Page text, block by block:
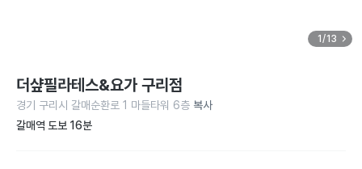
1/13
더샾필라테스&요가 구리점
경기 구리시 갈매순환로 1 마들타워 6층 복사
갈매역 도보 16분